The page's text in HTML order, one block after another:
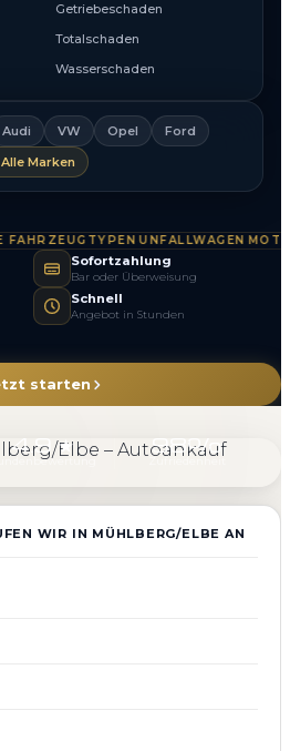
Getriebeschaden
Totalschaden
Wasserschaden
Audi VW Opel
Ford
Marken
·UNFALLWAGEN·
Sofortzahlung
Bar oder Überweisung
Schnell
Angebot in Stunden
starten
4.9 ★ 98%
Zufriedenheit
WIR IN MÜHLBERG/ELBE AN